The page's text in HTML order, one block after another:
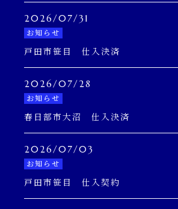
2026/07/31
お知らせ
戸田市笹目 仕入決済
2026/07/28
お知らせ
春日部市大沼 仕入決済
2026/07/03
お知らせ
戸田市笹目 仕入契約